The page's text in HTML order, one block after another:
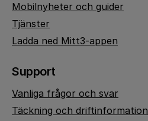
Mobilnyheter och guider
Tjänster
Ladda ned Mitt3-appen
Support
Vanliga frågor och svar
Täckning och driftinformation